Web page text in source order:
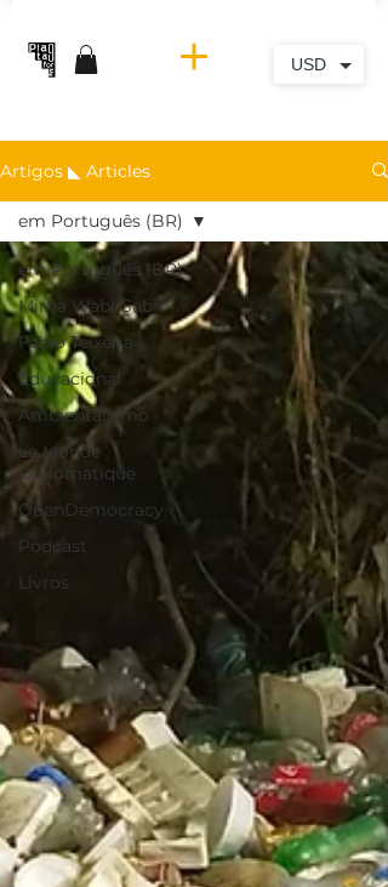
Artigos ◣ Articles
em Português (BR)
Mirna Wabi-Sabi
Fabio Teixeira
Educacional
Ambientalismo
Le Monde
Diplomatique
OpenDemocracy
Podcast
Livros
em Português (BR)
USD